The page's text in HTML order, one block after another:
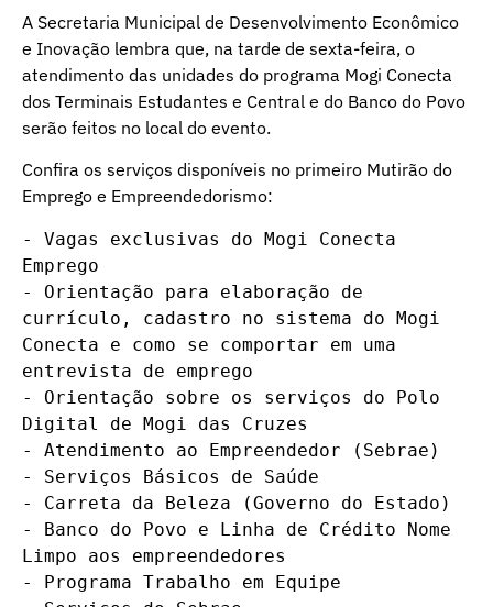
A Secretaria Municipal de Desenvolvimento Econômico
e Inovação lembra que, na tarde de sexta-feira, o
atendimento das unidades do programa Mogi Conecta
dos Terminais Estudantes e Central e do Banco do Povo
serão feitos no local do evento.
Confira os serviços disponíveis no primeiro Mutirão do
Emprego e Empreendedorismo:
- Vagas exclusivas do Mogi Conecta
Emprego
- Orientação para elaboração de
currículo, cadastro no sistema do Mogi
Conecta e como se comportar em uma
entrevista de emprego
- Orientação sobre os serviços do Polo
Digital de Mogi das Cruzes
- Atendimento ao Empreendedor (Sebrae)
- Serviços Básicos de Saúde
- Carreta da Beleza (Governo do Estado)
- Banco do Povo e Linha de Crédito Nome
Limpo aos empreendedores
- Programa Trabalho em Equipe